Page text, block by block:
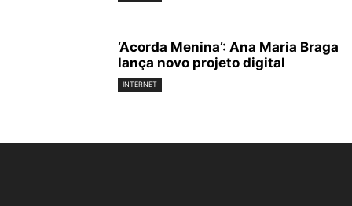
‘Acorda Menina’: Ana Maria Braga
lança novo projeto digital
INTERNET